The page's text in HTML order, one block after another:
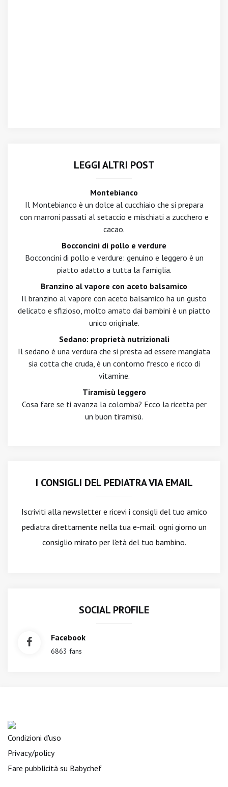
LEGGI ALTRI POST
Montebianco
Il Montebianco è un dolce al cucchiaio che si prepara
con marroni passati al setaccio e mischiati a zucchero e
cacao.
Bocconcini di pollo e verdure
Bocconcini di pollo e verdure: genuino e leggero è un
piatto adatto a tutta la famiglia.
Branzino al vapore con aceto balsamico
Il branzino al vapore con aceto balsamico ha un gusto
delicato e sfizioso, molto amato dai bambini è un piatto
unico originale.
Sedano: proprietà nutrizionali
Il sedano è una verdura che si presta ad essere mangiata
sia cotta che cruda, è un contorno fresco e ricco di
vitamine.
Tiramisù leggero
Cosa fare se ti avanza la colomba? Ecco la ricetta per
un buon tiramisù.
I CONSIGLI DEL PEDIATRA VIA EMAIL
Iscriviti alla newslettere ricevi i consigli del tuo amico
pediatra direttamente nella tua e-mail: ogni giorno un
consiglio mirato per l'età del tuo bambino.
SOCIAL PROFILE
Facebook
6863 fans
Condizioni d'uso
Privacy/policy
Fare pubblicità su Babychef